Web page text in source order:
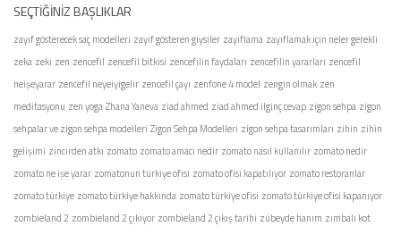
SEÇTIĞINIZ BAŞLIKLAR
zayıf gösterecek saç modelleri zayıf gösteren giysiler zayıflama zayıflamak için neler gerekli
zeka zeki zen zencefil zencefil bitkisi zencefilin faydaları zencefilin yararları zencefil
neişeyarar zencefil neyeiyigelir zencefil çayı zenfone 4 model zengin olmak zen
meditasyonu zen yogaZhana Yaneva ziad ahmed ziad ahmed ilginç cevap zigon sehpa zigon
sehpalar ve zigon sehpa modelleri Zigon Sehpa Modelleri zigon sehpa tasarımları zihin zihin
gelişimi zincirden atkı zomato zomato amacı nedir zomato nasıl kullanılır zomato nedir
zomato ne işe yarar zomatonun türkiye ofisi zomato ofisi kapatılıyor zomato restoranlar
zomato türkiye zomato türkiye hakkında zomato türkiye ofisi zomato türkiye ofisi kapanıyor
zombieland 2 zombieland 2 çıkıyor zombieland 2 çıkış tarihi zübeyde hanım zımbalı kot